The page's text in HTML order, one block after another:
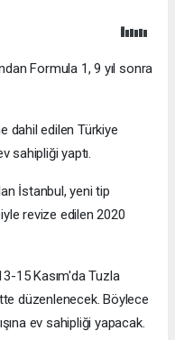
Formula 1, 9 yıl sonra
dahil edilen Türkiye
sahipliği yaptı.
İstanbul, yeni tip
revize edilen 2020
15 Kasım'da Tuzla
düzenlenecek. Böylece
ev sahipliği yapacak.